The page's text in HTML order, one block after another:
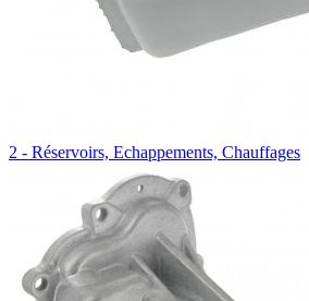
2 - Réservoirs, Echappements, Chauffages